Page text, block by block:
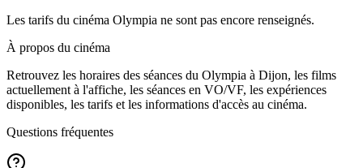
Les tarifs du cinéma Olympia ne sont pas encore renseignés.
À propos du cinéma
Retrouvez les horaires des séances du Olympia à Dijon, les films
actuellement à l'affiche, les séances en VO/VF, les expériences
disponibles, les tarifs et les informations d'accès au cinéma.
Questions fréquentes